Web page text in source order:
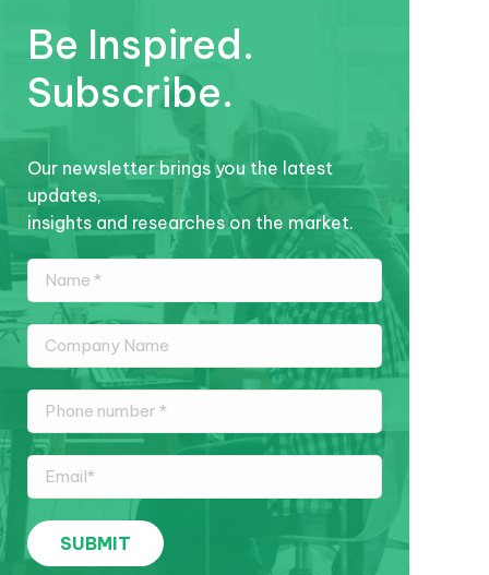
Be Inspired.
Subscribe.
Our newsletter brings you the latest
updates,
insights and researches on the market.